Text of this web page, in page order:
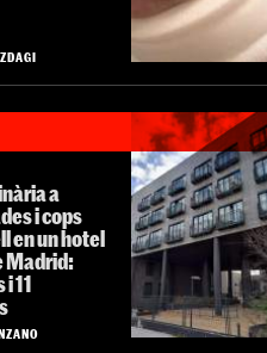
a
i cops
en un hotel
Madrid:
11